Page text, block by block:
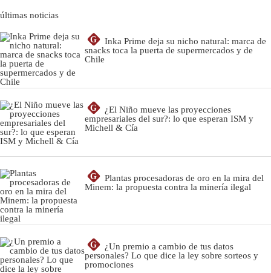
últimas noticias
G
Inka Prime deja su nicho natural: marca de
snacks toca la puerta de supermercados y de
Chile
G
¿El Niño mueve las proyecciones
empresariales del sur?: lo que esperan ISM y
Michell & Cía
G
Plantas procesadoras de oro en la mira del
Minem: la propuesta contra la minería ilegal
G
¿Un premio a cambio de tus datos
personales? Lo que dice la ley sobre sorteos y
promociones